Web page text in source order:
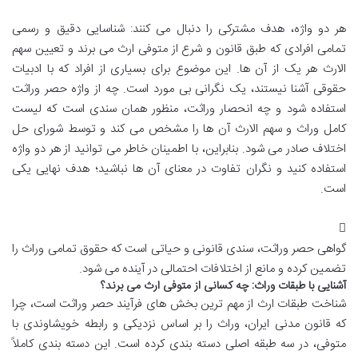
هر دو واژه، هدف مشترکی را دنبال می کنند: شناسایی دقیق و رسمی
تمامی افرادی که طبق قانون و شرع از متوفی ارث می برند و تعیین سهم
الارث هر یک از آن ها. این موضوع برای بسیاری از افراد که با ادبیات
حقوقی آشنا نیستند، یک نگرانی بی مورد است. چه از واژه حصر وراثت
استفاده شود و چه انحصار وراثت، منظور همان سندی است که لیست
کامل وراث و سهم الارث آن ها را مشخص می کند و توسط شورای حل
اختلاف صادر می شود. بنابراین، با اطمینان خاطر می توانید از هر دو واژه
استفاده کنید و نگران تفاوت در معنای آن ها نباشید؛ هدف نهایی یکی
است.
گواهی حصر وراثت، سندی قانونی و حیاتی است که حقوق تمامی وراث را
تضمین کرده و مانع از اختلافات احتمالی در آینده می شود.
آشنایی با طبقات وراث: چه کسانی از متوفی ارث می برند؟
شناخت طبقات ارث از مهم ترین بخش های فرآیند حصر وراثت است، چرا
که قانون مدنی ایران، وراث را بر اساس نزدیکی و رابطه خویشاوندی با
متوفی، در سه طبقه اصلی دسته بندی کرده است. این دسته بندی کاملاً